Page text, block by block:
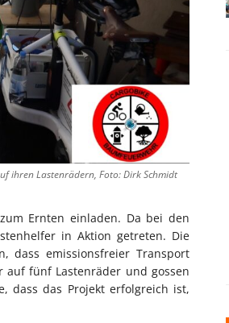
ihren Lastenrädern, Foto: Dirk Schmidt
Ernten einladen. Da bei den
in Aktion getreten. Die
dass emissionsfreier Transport
auf fünf Lastenräder und gossen
dass das Projekt erfolgreich ist,